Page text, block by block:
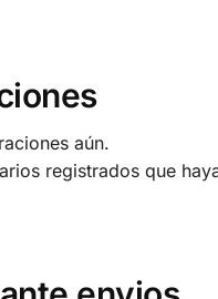
aún.
registrados que